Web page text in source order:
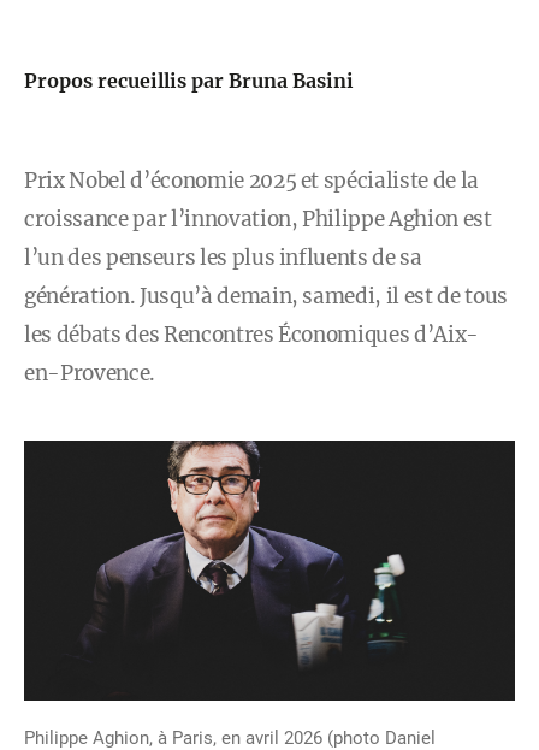
Propos recueillis par Bruna Basini
Prix Nobel d’économie 2025 et spécialiste de la
croissance par l’innovation, Philippe Aghion est
l’un des penseurs les plus influents de sa
génération. Jusqu’à demain, samedi, il est de tous
les débats des Rencontres Économiques d’Aix-
en-Provence.
Philippe Aghion, à Paris, en avril 2026 (photo Daniel